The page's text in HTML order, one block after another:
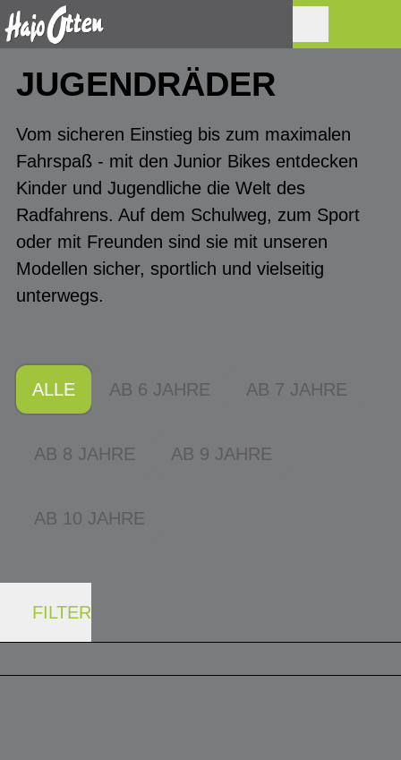
JUGENDRÄDER
Vom sicheren Einstieg bis zum maximalen
Fahrspaß - mit den Junior Bikes entdecken
Kinder und Jugendliche die Welt des
Radfahrens. Auf dem Schulweg, zum Sport
oder mit Freunden sind sie mit unseren
Modellen sicher, sportlich und vielseitig
unterwegs.
ALLE AB 6 JAHRE AB 7 JAHRE
AB 8 JAHRE AB 9 JAHRE
AB 10 JAHRE
FILTER